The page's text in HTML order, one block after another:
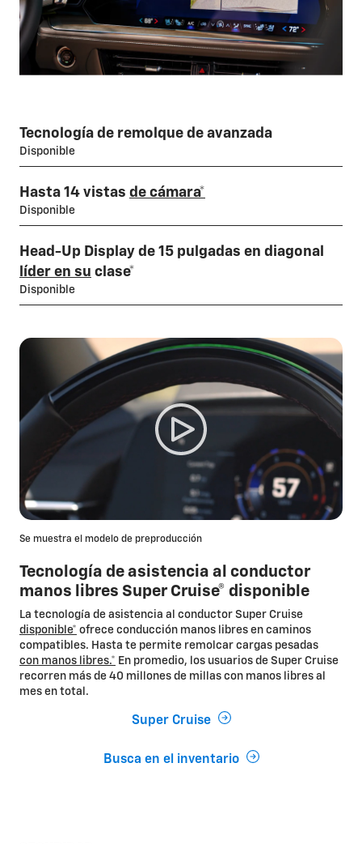
Tecnología de remolque de avanzada
Disponible
Hasta 14 vistas de cámara*
Disponible
Head-Up Display de 15 pulgadas en diagonal
líder en su clase*
Disponible
Se muestra el modelo de preproducción
Tecnología de asistencia al conductor
manos libres Super Cruise® disponible
La tecnología de asistencia al conductor Super Cruise
disponible* ofrece conducción manos libres en caminos
compatibles. Hasta te permite remolcar cargas pesadas
con manos libres.* En promedio, los usuarios de Super Cruise
recorren más de 40 millones de millas con manos libres al
mes en total.
Super Cruise
Busca en el inventario